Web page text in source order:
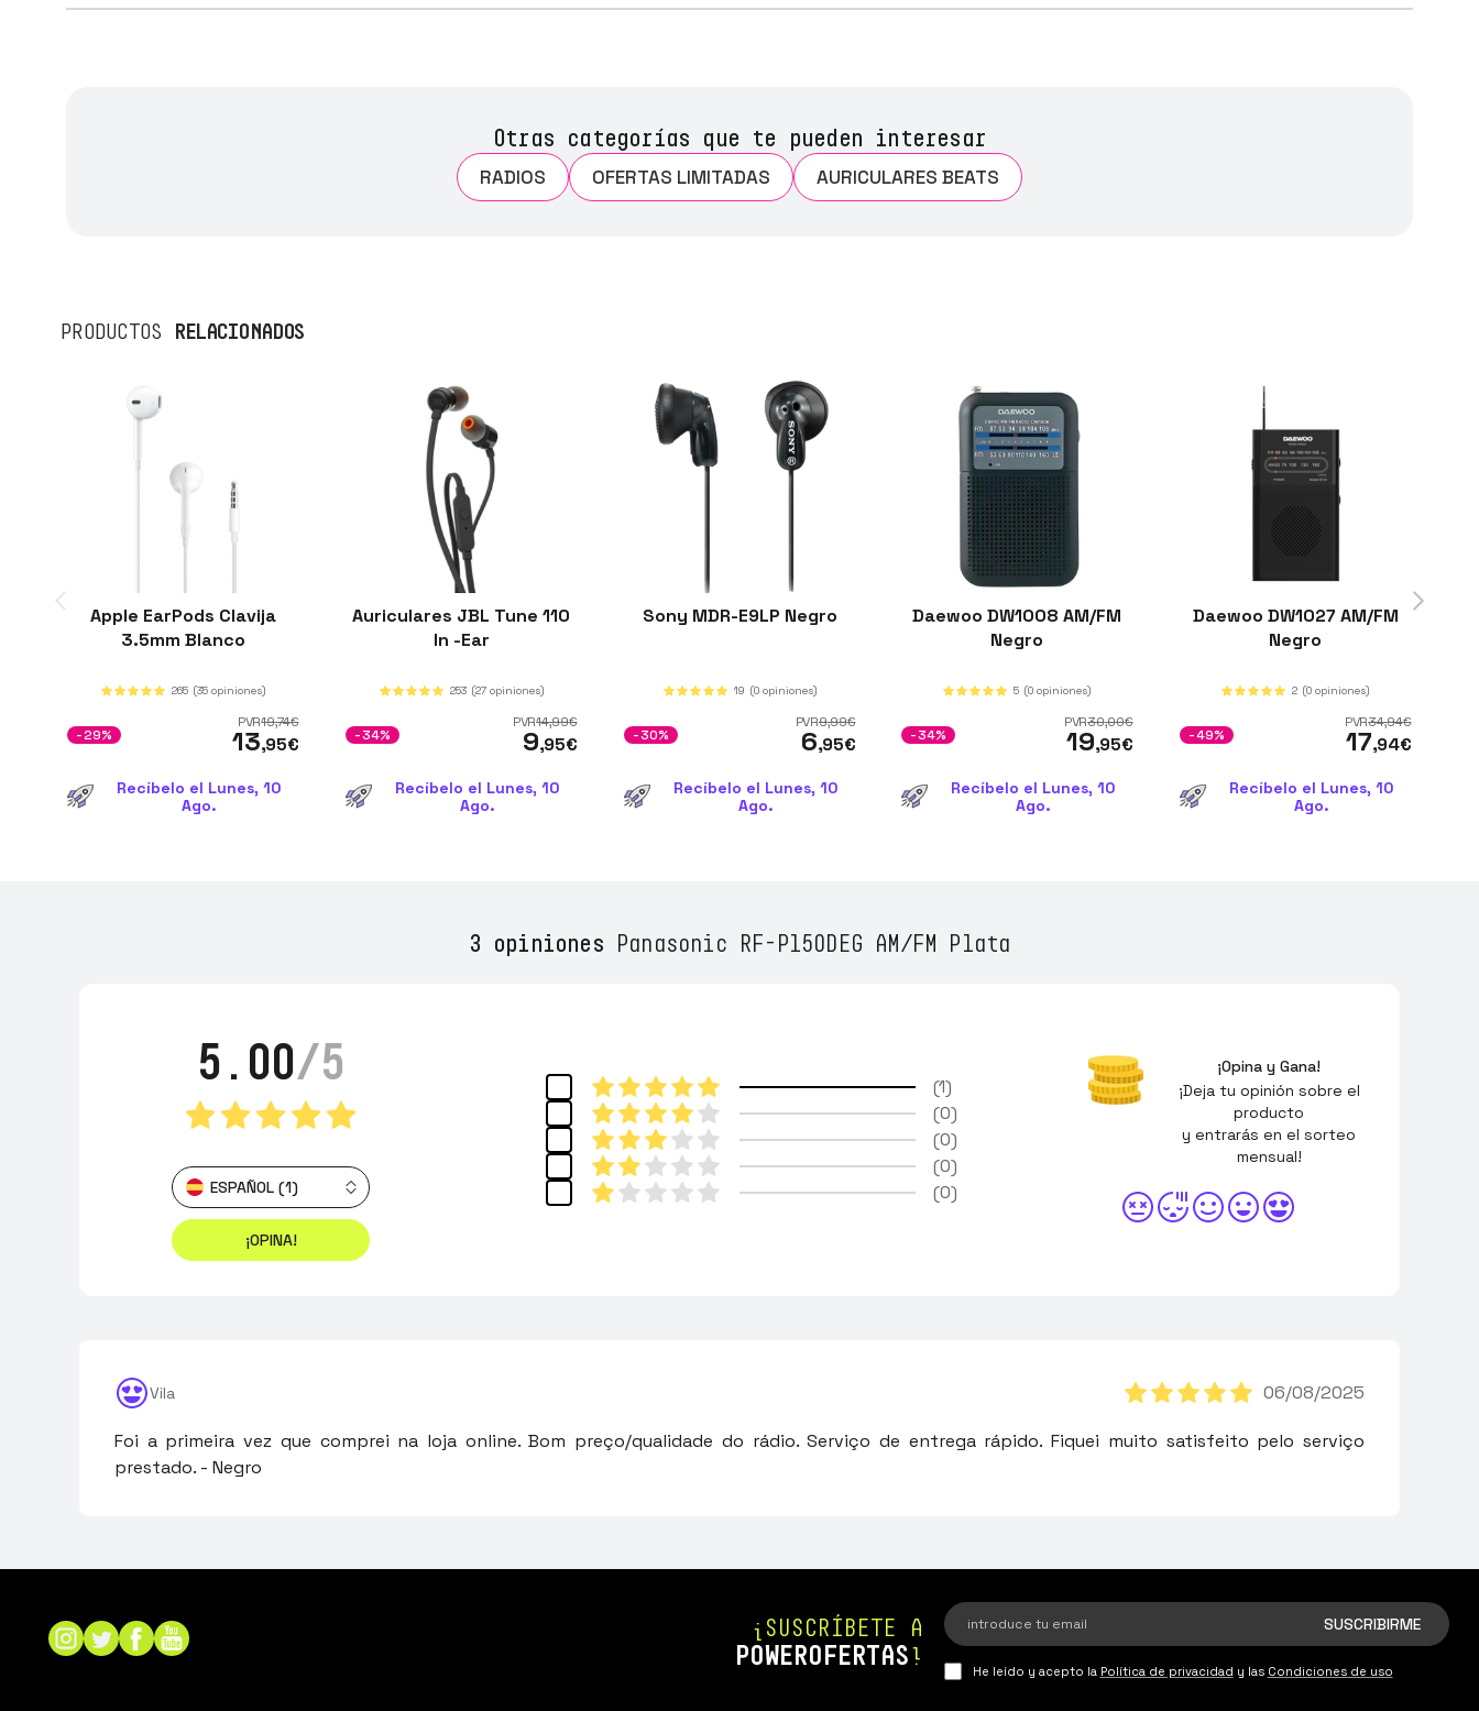
Otras categorías que te pueden interesar
RADIOS OFERTAS LIMITADAS AURICULARES BEATS
PRODUCTOS RELACIONADOS
Apple EarPods Clavija
3.5mm Blanco
265 (35 opiniones)
PVR19,74€
13,95€
-29%
Recíbelo el Lunes, 10
Ago.
Auriculares JBL Tune 110
In -Ear
253 (27 opiniones)
PVR14,99€
9,95€
-34%
Recíbelo el Lunes, 10
Ago.
Sony MDR-E9LP Negro
19 (0 opiniones)
PVR9,99€
6,95€
-30%
Recíbelo el Lunes, 10
Ago.
Daewoo DW1008 AM/FM
Negro
5 (0 opiniones)
PVR30,00€
19,95€
-34%
Recíbelo el Lunes, 10
Ago.
Daewoo DW1027 AM/FM
Negro
2 (0 opiniones)
PVR34,94€
17,94€
-49%
Recíbelo el Lunes, 10
Ago.
3 opiniones Panasonic RF-P150DEG AM/FM Plata
1
0
0
0
0
5.00/5
¡OPINA!
ESPAÑOL (1)
¡Opina y Gana!
¡Deja tu opinión sobre el
producto
y entrarás en el sorteo
mensual!
Vila 06/08/2025
Foi a primeira vez que comprei na loja online. Bom preço/qualidade do rádio. Serviço de entrega rápido. Fiquei muito satisfeito pelo serviço
prestado. - Negro
¡SUSCRÍBETE A
POWEROFERTAS!
He leído y acepto la Política de privacidad y las Condiciones de uso